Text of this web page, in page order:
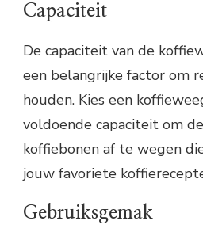
Capaciteit
De capaciteit van de
een belangrijke factor om
houden. Kies een
voldoende capaciteit om
koffiebonen af te wegen
jouw favoriete
Gebruiksgemak